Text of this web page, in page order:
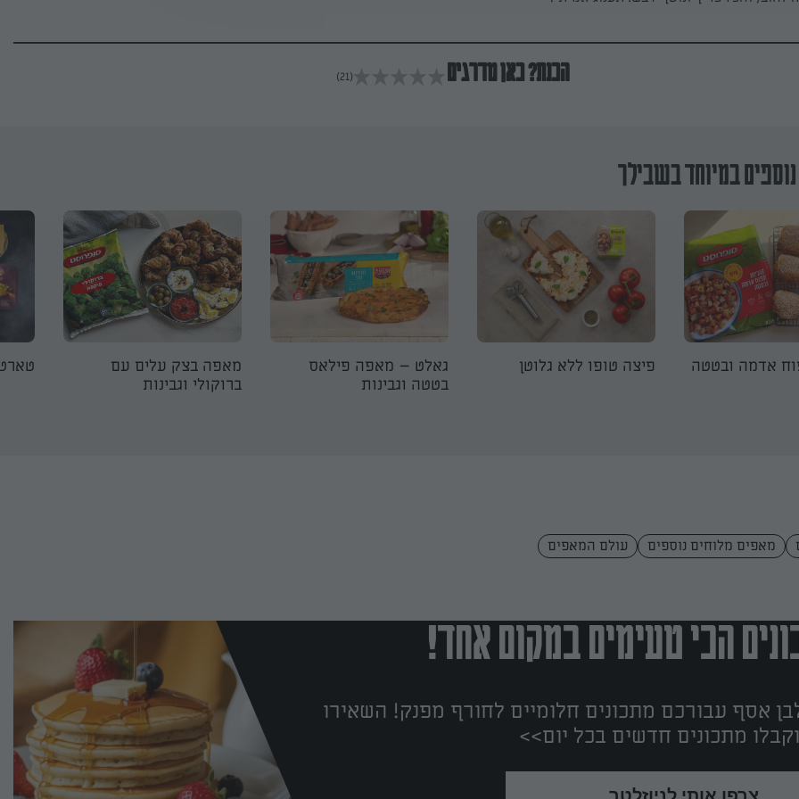
הכנת? כאן מדרגים (21)
במיוחד בשבילך
אדמה ובטטה פיצה טופו ללא גלוטן
גאלט – מאפה פילאס
בטטה וגבינות
מאפה בצק עלים עם
ברוקולי וגבינות
מאפים מלוחים נוספים עולם המאפים
הכי טעימים במקום אחד!
אסף עבורכם מתכונים חלומיים לחורף מפנק! השאירו
מתכונים חדשים בכל יום>>